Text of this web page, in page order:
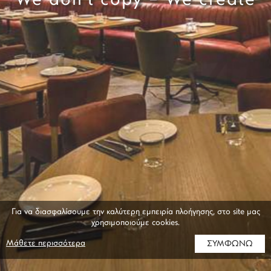
Για να διασφαλίσουμε την καλύτερη εμπειρία πλοήγησης, στο site μας
χρησιμοποιούμε cookies.
Μάθετε περισσότερα ΣΥΜΦΩΝΩ